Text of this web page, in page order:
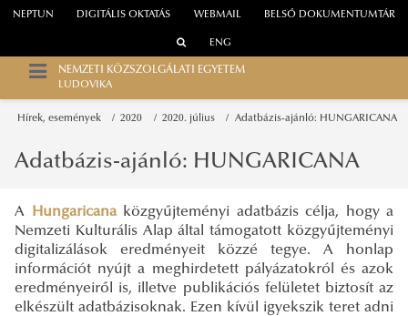
WEBMAIL
NEPTUN DIGITÁLIS OKTATÁS BELSŐ DOKUMENTUMTÁR
ENG
NEMZETI KÖZSZOLGÁLATI EGYETEM
LUDOVIKA
Hírek, események 2020 2020. július Adatbázis-ajánló: HUNGARICANA
Adatbázis-ajánló: HUNGARICANA
A Hungaricanaközgyűjteményi adatbázis célja, hogy a
Nemzeti Kulturális Alap által támogatott közgyűjteményi
digitalizálások eredményeit közzé tegye. A honlap
információt nyújt a meghirdetett pályázatokról és azok
eredményeiről is, illetve publikációs felületet biztosít az
elkészült adatbázisoknak. Ezen kívül igyekszik teret adni